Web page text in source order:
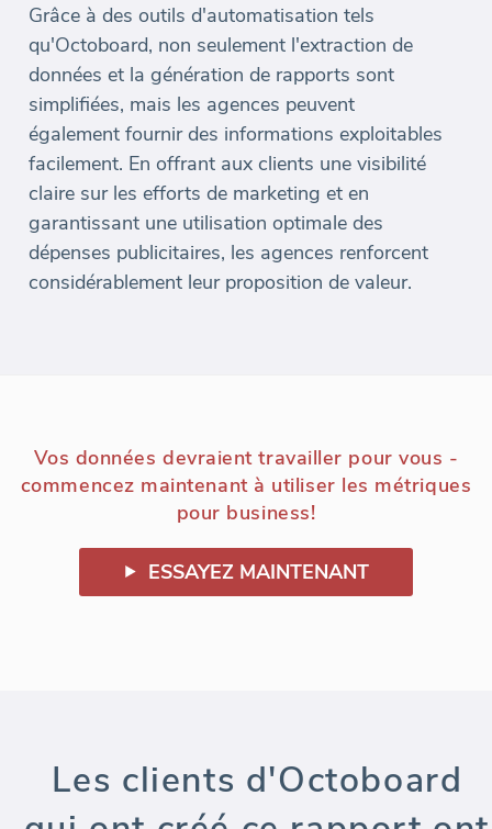
Grâce à des outils d'automatisation tels
qu'Octoboard, non seulement l'extraction de
données et la génération de rapports sont
simplifiées, mais les agences peuvent
également fournir des informations exploitables
facilement. En offrant aux clients une visibilité
claire sur les efforts de marketing et en
garantissant une utilisation optimale des
dépenses publicitaires, les agences renforcent
considérablement leur proposition de valeur.
Vos données devraient travailler pour vous -
commencez maintenant à utiliser les métriques
pour business!
ESSAYEZ MAINTENANT
Les clients d'Octoboard